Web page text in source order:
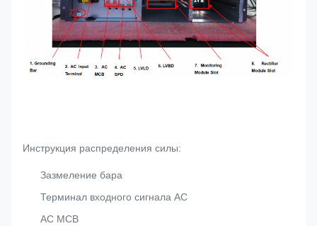
Инструкция распределения силы:
Зазмеление бара
Терминал входного сигнала AC
AC MCB